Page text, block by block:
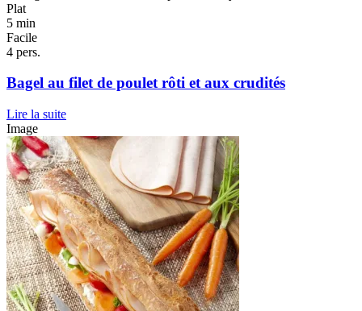
Plat
5 min
Facile
4 pers.
Bagel au filet de poulet rôti et aux crudités
Lire la suite
Image